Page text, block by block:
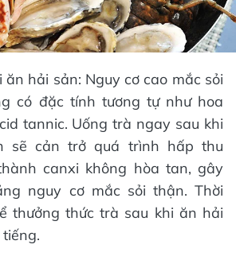
ăn hải sản: Nguy cơ cao mắc sỏi
có đặc tính tương tự như hoa
tannic. Uống trà ngay sau khi
sẽ cản trở quá trình hấp thu
canxi không hòa tan, gây
nguy cơ mắc sỏi thận. Thời
thưởng thức trà sau khi ăn hải